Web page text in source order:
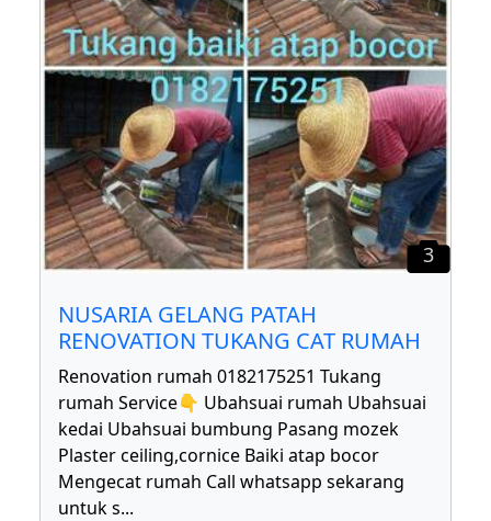
3
NUSARIA GELANG PATAH
RENOVATION TUKANG CAT RUMAH
Renovation rumah 0182175251 Tukang
rumah Service👇 Ubahsuai rumah Ubahsuai
kedai Ubahsuai bumbung Pasang mozek
Plaster ceiling,cornice Baiki atap bocor
Mengecat rumah Call whatsapp sekarang
untuk s...